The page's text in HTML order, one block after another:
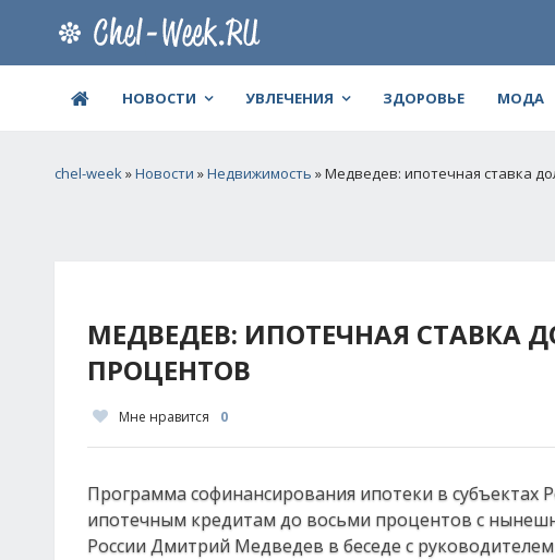
НОВОСТИ УВЛЕЧЕНИЯ ЗДОРОВЬЕ МОДА
chel-week»Новости »Недвижимость » Медведев: ипотечная ставка
МЕДВЕДЕВ: ИПОТЕЧНАЯ СТАВКА
ПРОЦЕНТОВ
Мне нравится 0
Программа софинансирования ипотеки в субъектах
ипотечным кредитам до восьми процентов с
России Дмитрий Медведев в беседе с